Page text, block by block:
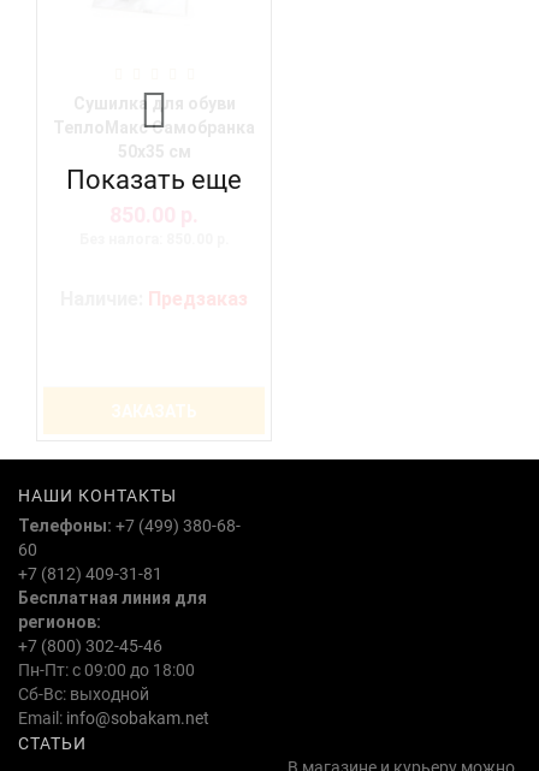
ТеплоМакс Самобранка
Предзаказ
Показать еще
НАШИ КОНТАКТЫ
Телефоны: +7 (499) 380-68-
60
+7 (812) 409-31-81
Бесплатная линия для
регионов:
+7 (800) 302-45-46
Пн-Пт: с 09:00 до 18:00
Сб-Вс: выходной
Email: info@sobakam.net
СТАТЬИ